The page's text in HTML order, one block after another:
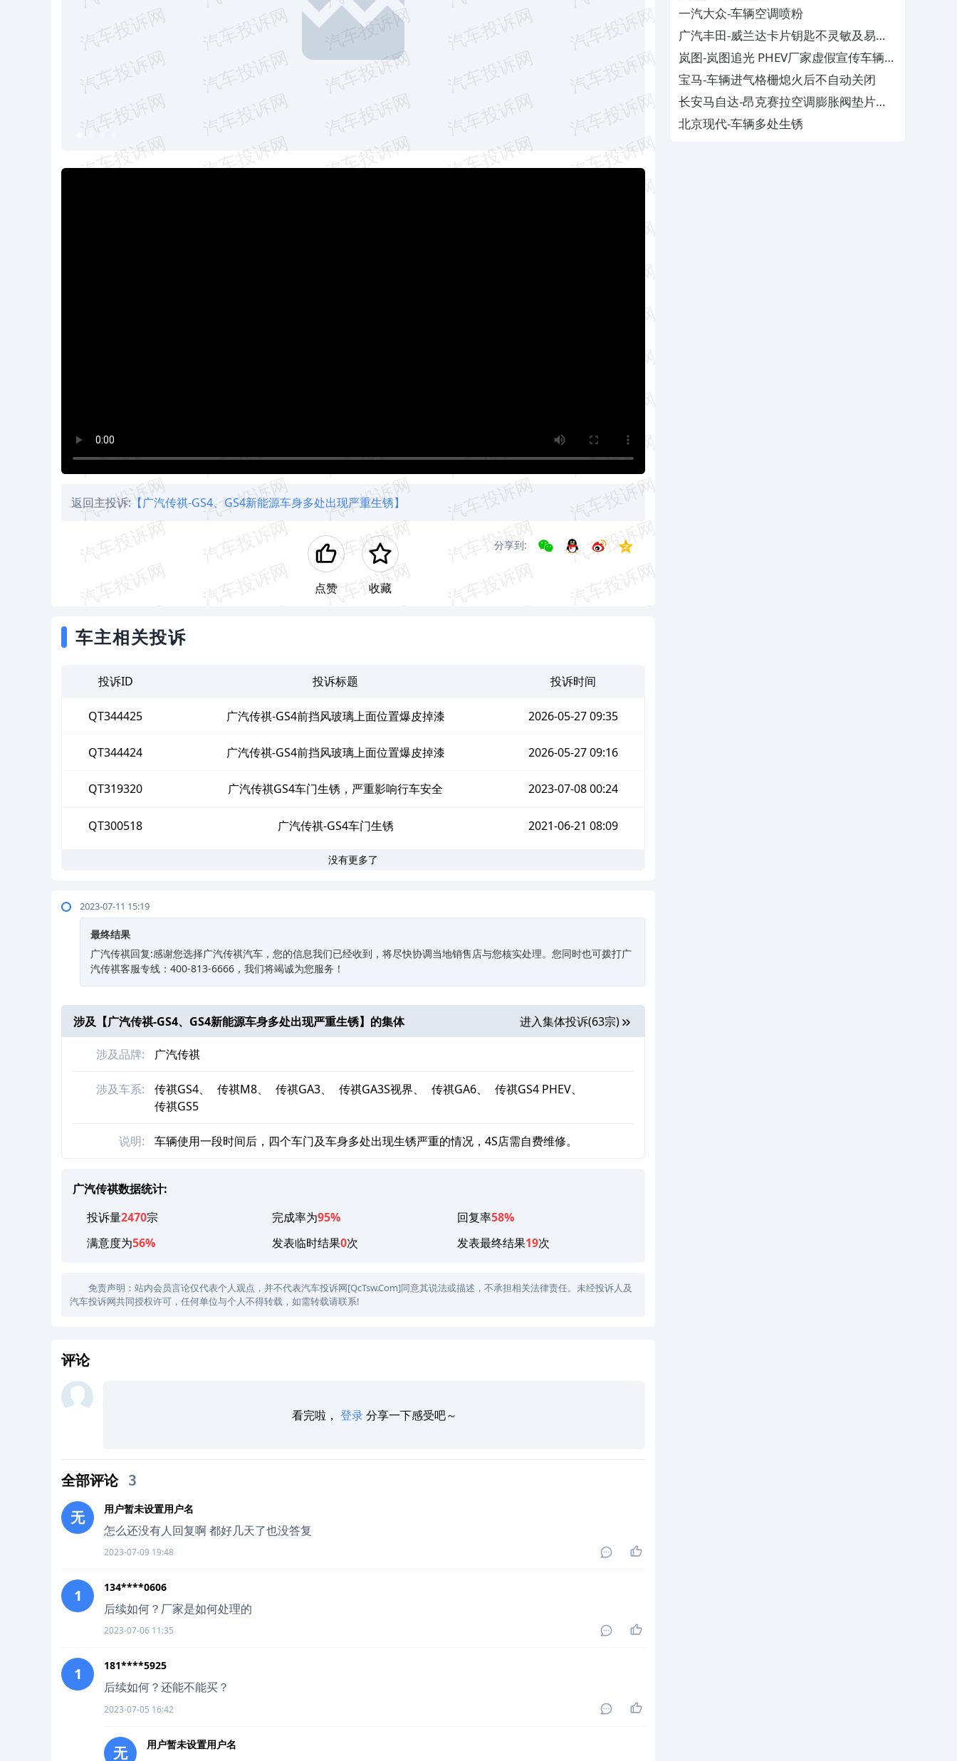
返回主投诉: 【广汽传祺-GS4、GS4新能源车身多处出现严重生锈】
点赞 收藏
分享到:
车主相关投诉
投诉ID 投诉标题 投诉时间
QT344425 广汽传祺-GS4前挡风玻璃上面位置爆皮掉漆 2026-05-27 09:35
QT344424 广汽传祺-GS4前挡风玻璃上面位置爆皮掉漆 2026-05-27 09:16
QT319320 广汽传祺GS4车门生锈，严重影响行车安全 2023-07-08 00:24
QT300518 广汽传祺-GS4车门生锈 2021-06-21 08:09
没有更多了
2023-07-11 15:19
最终结果
广汽传祺回复:感谢您选择广汽传祺汽车，您的信息我们已经收到，将尽快协调当地销售店与您核实处理。您同时也可拨打广
汽传祺客服专线：400-813-6666，我们将竭诚为您服务！
涉及【广汽传祺-GS4、GS4新能源车身多处出现严重生锈】的集体 进入集体投诉(63宗)
涉及品牌: 广汽传祺
涉及车系: 传祺GS4、 传祺M8、 传祺GA3、 传祺GA3S视界、 传祺GA6、
传祺GS4 PHEV、
传祺GS5
说明: 车辆使用一段时间后，四个车门及车身多处出现生锈严重的情况，4S店需自费维修。
广汽传祺数据统计:
投诉量2470宗 完成率为95% 回复率58%
满意度为56% 发表临时结果0次 发表最终结果19次
免责声明：站内会员言论仅代表个人观点，并不代表汽车投诉网[QcTsw.Com]同意其说法或描述，不承担相关法律责任。未经投诉人及
汽车投诉网共同授权许可，任何单位与个人不得转载，如需转载请联系!
评论
看完啦， 登录分享一下感受吧～
全部评论 3
无 用户暂未设置用户名
怎么还没有人回复啊 都好几天了也没答复
2023-07-09 19:48
1 134****0606
后续如何？厂家是如何处理的
2023-07-06 11:35
1 181****5925
后续如何？还能不能买？
2023-07-05 16:42
无
用户暂未设置用户名
一汽大众-车辆空调喷粉
广汽丰田-威兰达卡片钥匙不灵敏及易消
磁
岚图-岚图追光 PHEV厂家虚假宣传车辆配
置与功能
宝马-车辆进气格栅熄火后不自动关闭
长安马自达-昂克赛拉空调膨胀阀垫片生
锈
北京现代-车辆多处生锈